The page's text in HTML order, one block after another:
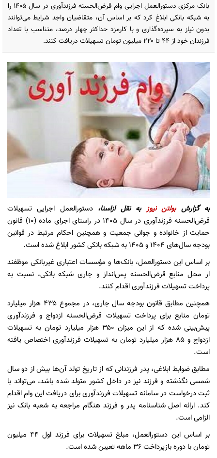
بانک مرکزی دستورالعمل اجرایی وام قرض‌الحسنه فرزندآوری در سال ۱۴۰۵ را
به شبکه بانکی ابلاغ کرد که بر اساس آن، متقاضیان واجد شرایط می‌توانند
بدون نیاز به سپرده‌گذاری و با کارمزد حداکثر چهار درصد، متناسب با تعداد
فرزندان خود از ۴۴ تا ۲۲۰ میلیون تومان تسهیلات دریافت کنند.
به گزارشبولتن نیوزبه نقل ازاسنا،دستورالعمل اجرایی تسهیلات
قرض‌الحسنه فرزندآوری در سال ۱۴۰۵ در راستای اجرای ماده (۱۰) قانون
حمایت از خانواده و جوانی جمعیت و همچنین احکام مرتبط در قوانین
بودجه سال‌های ۱۴۰۴ و ۱۴۰۵ به شبکه بانکی کشور ابلاغ شده است.
بر اساس این دستورالعمل، بانک‌ها و مؤسسات اعتباری غیربانکی موظفند
از محل منابع قرض‌الحسنه پس‌انداز و جاری شبکه بانکی، نسبت به
پرداخت تسهیلات فرزندآوری اقدام کنند.
همچنین مطابق قانون بودجه سال جاری، در مجموع ۴۳۵ هزار میلیارد
تومان منابع برای پرداخت تسهیلات قرض‌الحسنه ازدواج و فرزندآوری
پیش‌بینی شده که از این میزان ۳۵۰ هزار میلیارد تومان به تسهیلات
ازدواج و ۸۵ هزار میلیارد تومان به تسهیلات فرزندآوری اختصاص یافته
است.
مطابق ضوابط ابلاغی، پدر فرزندانی که از تاریخ تولد آن‌ها بیش از دو سال
شمسی نگذشته و فرزند نیز در داخل کشور متولد شده باشد، می‌تواند با
ثبت درخواست در سامانه تسهیلات فرزندآوری برای دریافت این وام اقدام
کند. ارائه اصل شناسنامه پدر و فرزند هنگام مراجعه به شعبه بانک نیز
الزامی است.
بر اساس این دستورالعمل، مبلغ تسهیلات برای فرزند اول ۴۴ میلیون
تومان با دوره بازپرداخت ۳۶ ماهه تعیین شده است.